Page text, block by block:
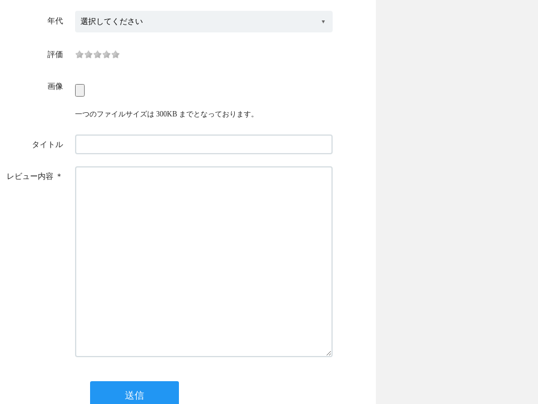
年代
評価
画像
一つのファイルサイズは 300KB までとなっております。
タイトル
レビュー内容 ＊